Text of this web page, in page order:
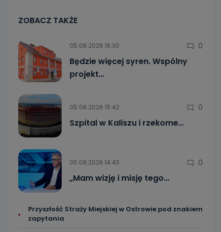
ZOBACZ TAKŻE
05.08.2026 16:30 0
Będzie więcej syren. Wspólny
projekt…
05.08.2026 15:42 0
Szpital w Kaliszu i rzekome…
05.08.2026 14:43 0
„Mam wizję i misję tego…
Przyszłość Straży Miejskiej w Ostrowie pod znakiem
zapytania